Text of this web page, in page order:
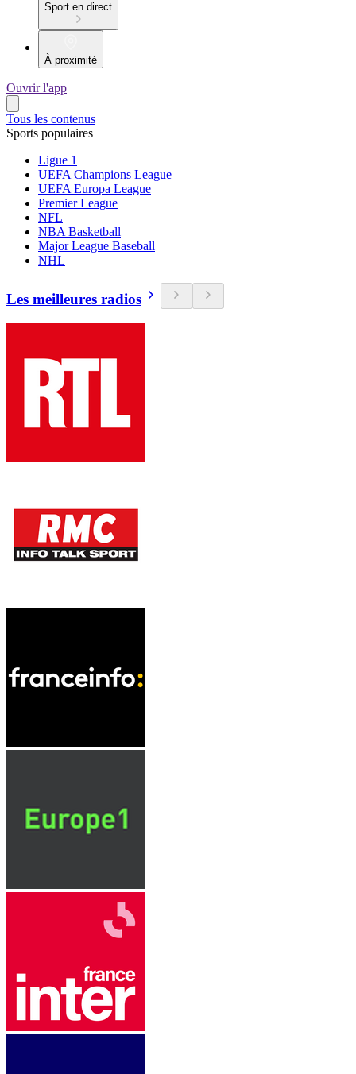
Sport en direct
À proximité
Ouvrir l'app
Tous les contenus
Sports populaires
Ligue 1
UEFA Champions League
UEFA Europa League
Premier League
NFL
NBA Basketball
Major League Baseball
NHL
Les meilleures radios